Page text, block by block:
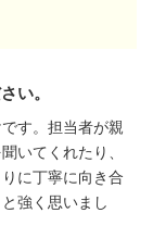
い。
す。担当者が親
いてくれたり、
に丁寧に向き合
強く思いまし